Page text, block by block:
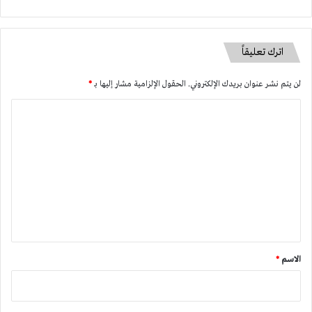
اترك تعليقاً
لن يتم نشر عنوان بريدك الإلكتروني. الحقول الإلزامية مشار إليها بـ*
*
الاسم *